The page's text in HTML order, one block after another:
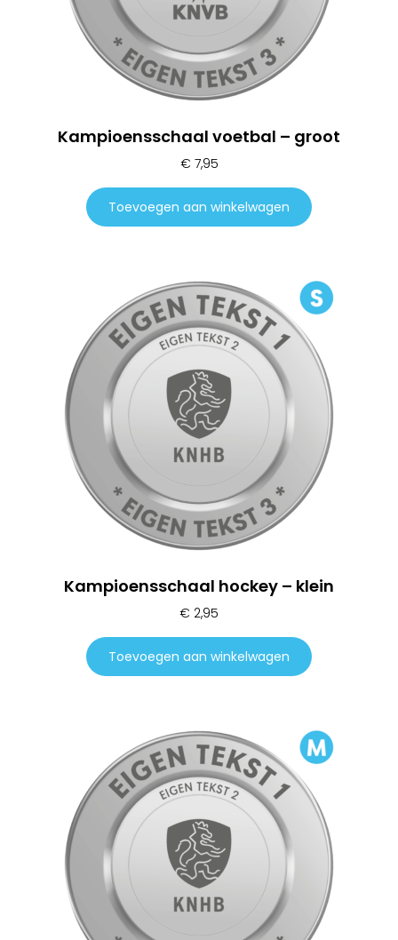
Kampioensschaal voetbal – groot
€ 7,95
Toevoegen aan winkelwagen
Kampioensschaal hockey – klein
€ 2,95
Toevoegen aan winkelwagen